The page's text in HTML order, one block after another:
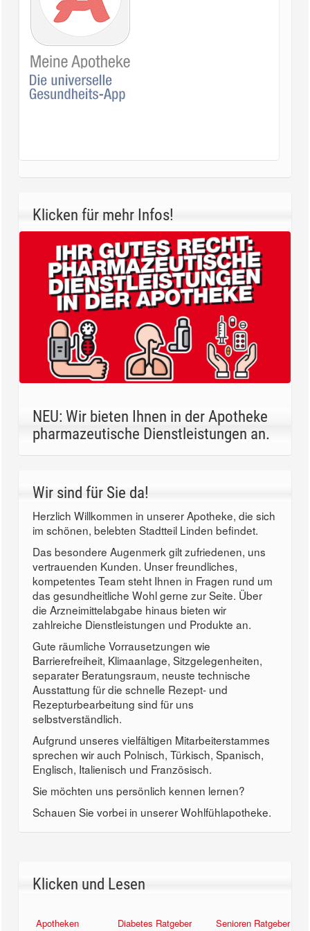
Klicken für mehr Infos!
NEU: Wir bieten Ihnen in der Apotheke
pharmazeutische Dienstleistungen an.
Wir sind für Sie da!
Herzlich Willkommen in unserer Apotheke, die sich
im schönen, belebten Stadtteil Linden befindet.
Das besondere Augenmerk gilt zufriedenen, uns
vertrauenden Kunden. Unser freundliches,
kompetentes Team steht Ihnen in Fragen rund um
das gesundheitliche Wohl gerne zur Seite. Über
die Arzneimittelabgabe hinaus bieten wir
zahlreiche Dienstleistungen und Produkte an.
Gute räumliche Vorrausetzungen wie
Barrierefreiheit, Klimaanlage, Sitzgelegenheiten,
separater Beratungsraum, neuste technische
Ausstattung für die schnelle Rezept- und
Rezepturbearbeitung sind für uns
selbstverständlich.
Aufgrund unseres vielfältigen Mitarbeiterstammes
sprechen wir auch Polnisch, Türkisch, Spanisch,
Englisch, Italienisch und Französisch.
Sie möchten uns persönlich kennen lernen?
Schauen Sie vorbei in unserer Wohlfühlapotheke.
Klicken und Lesen
Apotheken
Diabetes Ratgeber Senioren Ratgeber